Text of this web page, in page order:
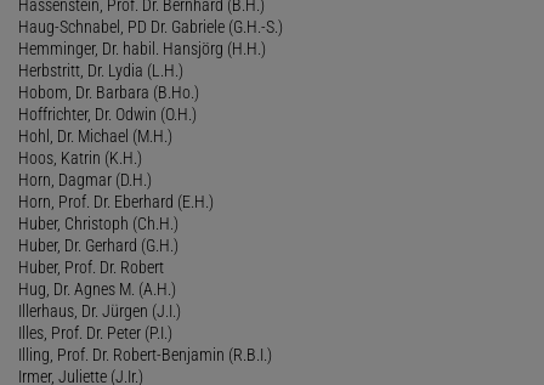
Hassenstein, Prof. Dr. Bernhard (B.H.)
Haug-Schnabel, PD Dr. Gabriele (G.H.-S.)
Hemminger, Dr. habil. Hansjörg (H.H.)
Herbstritt, Dr. Lydia (L.H.)
Hobom, Dr. Barbara (B.Ho.)
Hoffrichter, Dr. Odwin (O.H.)
Hohl, Dr. Michael (M.H.)
Hoos, Katrin (K.H.)
Horn, Dagmar (D.H.)
Horn, Prof. Dr. Eberhard (E.H.)
Huber, Christoph (Ch.H.)
Huber, Dr. Gerhard (G.H.)
Huber, Prof. Dr. Robert
Hug, Dr. Agnes M. (A.H.)
Illerhaus, Dr. Jürgen (J.I.)
Illes, Prof. Dr. Peter (P.I.)
Illing, Prof. Dr. Robert-Benjamin (R.B.I.)
Irmer, Juliette (J.Ir.)